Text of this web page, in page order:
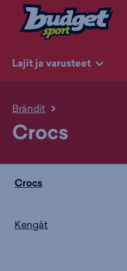
Lajit ja varusteet
Brändit
Crocs
Crocs
Kengät